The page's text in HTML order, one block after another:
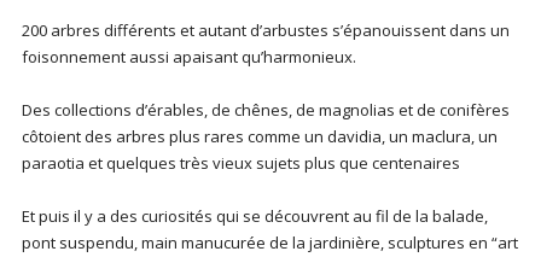
200 arbres différents et autant d’arbustes s’épanouissent dans un
foisonnement aussi apaisant qu’harmonieux.
Des collections d’érables, de chênes, de magnolias et de conifères
côtoient des arbres plus rares comme un davidia, un maclura, un
paraotia et quelques très vieux sujets plus que centenaires
Et puis il y a des curiosités qui se découvrent au fil de la balade,
pont suspendu, main manucurée de la jardinière, sculptures en “art